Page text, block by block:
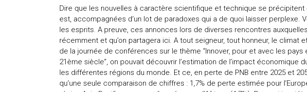
Dire que les nouvelles à caractère scientifique et technique se précipitent
est, accompagnées d’un lot de paradoxes qui a de quoi laisser perplexe.
les esprits. A preuve, ces annonces lors de diverses rencontres auxquelles
récemment et qu’on partagera ici. A tout seigneur, tout honneur, le climat
de la journée de conférences sur le thème “Innover, pour et avec les pays
21ème siècle”, on pouvait découvrir l’estimation de l’impact économique
les différentes régions du monde. Et ce, en perte de PNB entre 2025 et
qu’une seule comparaison de chiffres : 1,7% de perte estimée pour